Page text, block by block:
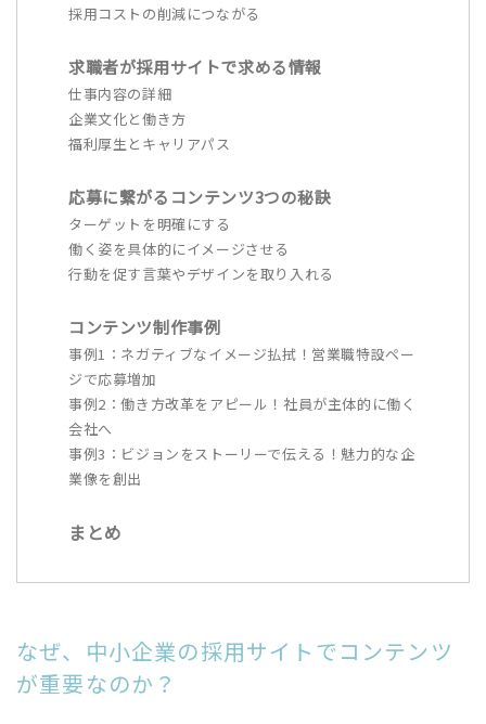
採用コストの削減につながる
求職者が採用サイトで求める情報
仕事内容の詳細
企業文化と働き方
福利厚生とキャリアパス
応募に繋がるコンテンツ3つの秘訣
ターゲットを明確にする
働く姿を具体的にイメージさせる
行動を促す言葉やデザインを取り入れる
コンテンツ制作事例
事例1：ネガティブなイメージ払拭！営業職特設ペー
ジで応募増加
事例2：働き方改革をアピール！社員が主体的に働く
会社へ
事例3：ビジョンをストーリーで伝える！魅力的な企
業像を創出
まとめ
なぜ、中小企業の採用サイトでコンテンツ
が重要なのか？